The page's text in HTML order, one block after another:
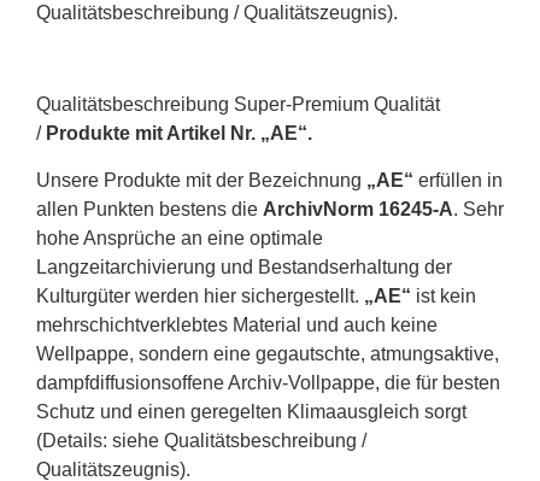
Qualitätsbeschreibung / Qualitätszeugnis).
Qualitätsbeschreibung Super-Premium Qualität
/ Produkte mit Artikel Nr. „AE“.
Unsere Produkte mit der Bezeichnung „AE“ erfüllen in
allen Punkten bestens die ArchivNorm 16245-A. Sehr
hohe Ansprüche an eine optimale
Langzeitarchivierung und Bestandserhaltung der
Kulturgüter werden hier sichergestellt. „AE“ ist kein
mehrschichtverklebtes Material und auch keine
Wellpappe, sondern eine gegautschte, atmungsaktive,
dampfdiffusionsoffene Archiv-Vollpappe, die für besten
Schutz und einen geregelten Klimaausgleich sorgt
(Details: siehe Qualitätsbeschreibung /
Qualitätszeugnis).